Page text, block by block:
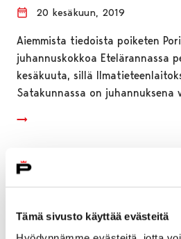
Tämä sivusto käyttää evästeitä
20 kesäkuun, 2019
Aiemmista tiedoista poiketen
juhannuskokkoa Etelärannassa
kesäkuuta, sillä
Satakunnassa on juhannuksena